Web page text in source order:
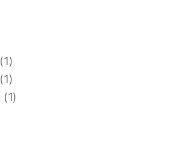
(1)
(1)
(1)